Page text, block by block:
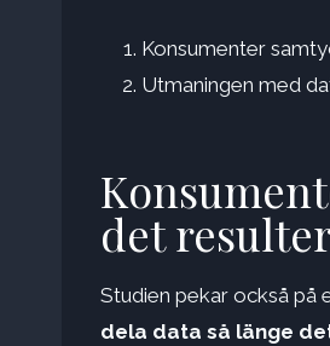
Konsumenter
Utmaningen med
det
Studien pekar också på
dela data så länge